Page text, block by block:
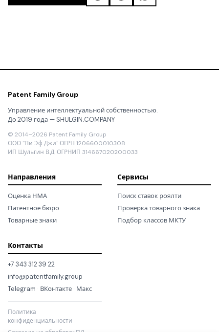
Patent Family Group
Управление интеллектуальной собственностью.
До 2019 года — SHULGIN.COMPANY
© 2014–2026 Patent Family Group
ООО "Пи Эф Джи" ОГРН 1206600010308
ИП Шульгин В.Д. ОГРНИП 314667020200033
Направления
Оценка НМА
Патентное бюро
Товарные знаки
Сервисы
Поиск ставок роялти
Проверка товарного знака
Подбор классов МКТУ
Контакты
+7 343 312 39 22
info@patentfamily.group
Telegram · ВКонтакте · Макс
Политика
конфиденциальности